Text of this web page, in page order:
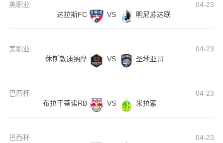
美职业
04-23
达拉斯FC
VS 明尼苏达联
美职业
04-23
休斯敦迪纳摩
VS 圣地亚哥
巴西杯
04-23
布拉干蒂诺RB
VS 米拉索
巴西杯
04-23